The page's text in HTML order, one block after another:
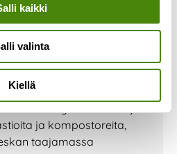
kaikki
valinta
Kiellä
Ylivieskan
1.9.
Kauppojen yössä.
ja kompostoreita,
taajamassa